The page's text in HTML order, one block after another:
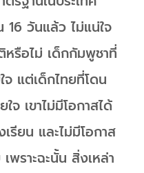
16 วันแล้ว ไม่แน่ใจ
หรือไม่ เด็กกัมพูชาที่
จ แต่เด็กไทยที่โดน
ใจ เขาไม่มีโอกาสได้
เรียน และไม่มีโอกาส
พราะฉะนั้น สิ่งเหล่า